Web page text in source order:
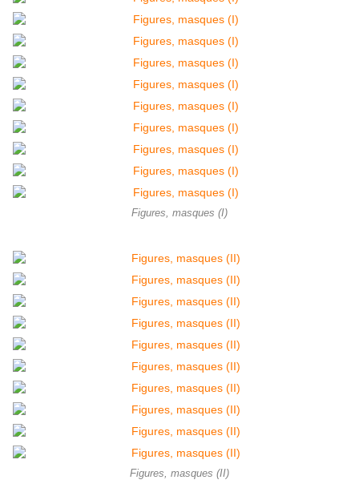
Figures, masques (I)
Figures, masques (II)